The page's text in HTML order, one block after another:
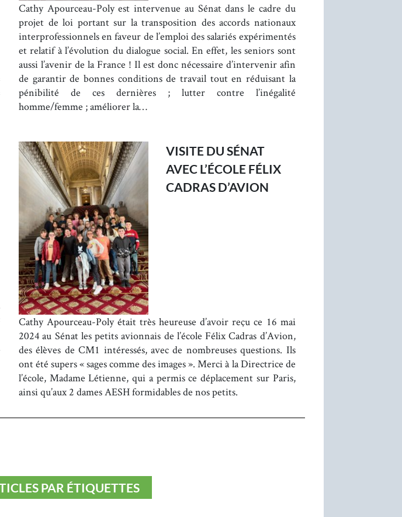
Cathy Apourceau-Poly est intervenue au Sénat dans le cadre du
projet de loi portant sur la transposition des accords nationaux
interprofessionnels en faveur de l’emploi des salariés expérimentés
et relatif à l’évolution du dialogue social. En effet, les seniors sont
aussi l’avenir de la France ! Il est donc nécessaire d’intervenir afin
de garantir de bonnes conditions de travail tout en réduisant la
pénibilité de ces dernières ; lutter contre l’inégalité
homme/femme ; améliorer la…
VISITE DU SÉNAT
AVEC L’ÉCOLE FÉLIX
CADRAS D’AVION
Cathy Apourceau-Poly était très heureuse d’avoir reçu ce 16 mai
2024 au Sénat les petits avionnais de l’école Félix Cadras d’Avion,
des élèves de CM1 intéressés, avec de nombreuses questions. Ils
ont été supers « sages comme des images ». Merci à la Directrice de
l’école, Madame Létienne, qui a permis ce déplacement sur Paris,
ainsi qu’aux 2 dames AESH formidables de nos petits.
PAR ÉTIQUETTES